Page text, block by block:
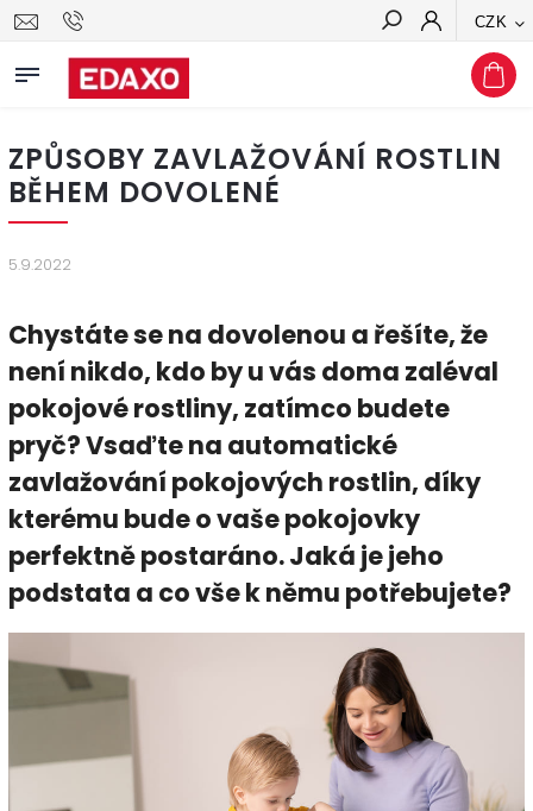
CZK
Hledat
ZPŮSOBY ZAVLAŽOVÁNÍ ROSTLIN
BĚHEM DOVOLENÉ
5.9.2022
Chystáte se na dovolenou a řešíte, že
není nikdo, kdo by u vás doma zaléval
pokojové rostliny, zatímco budete
pryč? Vsaďte na automatické
zavlažování pokojových rostlin, díky
kterému bude o vaše pokojovky
perfektně postaráno. Jaká je jeho
podstata a co vše k němu potřebujete?